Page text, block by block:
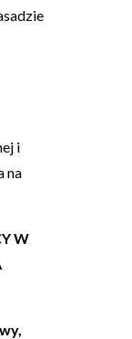
i
na
W